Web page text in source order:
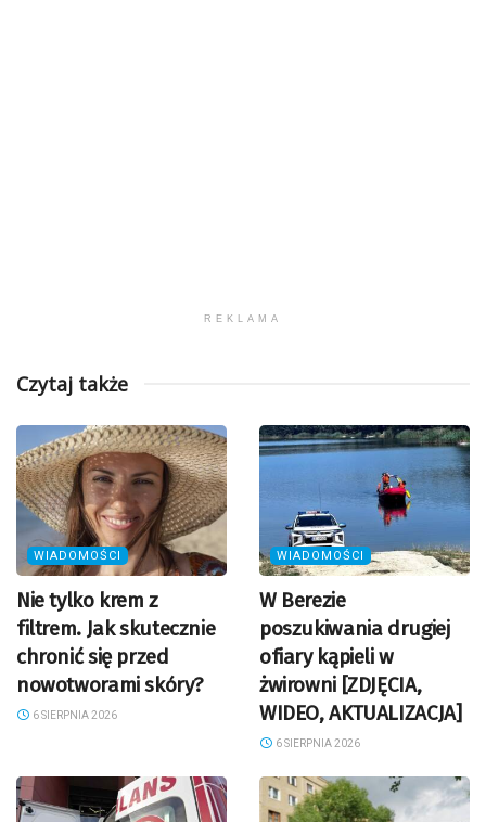
REKLAMA
Czytaj także
WIADOMOŚCI
Nie tylko krem z
filtrem. Jak skutecznie
chronić się przed
nowotworami skóry?
6 SIERPNIA 2026
WIADOMOŚCI
W Berezie
poszukiwania drugiej
ofiary kąpieli w
żwirowni [ZDJĘCIA,
WIDEO, AKTUALIZACJA]
6 SIERPNIA 2026